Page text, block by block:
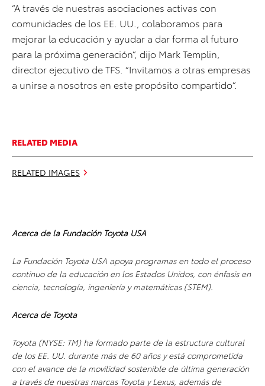
“A través de nuestras asociaciones activas con
comunidades de los EE. UU., colaboramos para
mejorar la educación y ayudar a dar forma al futuro
para la próxima generación”, dijo Mark Templin,
director ejecutivo de TFS. “Invitamos a otras empresas
a unirse a nosotros en este propósito compartido”.
RELATED MEDIA
RELATED IMAGES
Acerca de la Fundación Toyota USA
La Fundación Toyota USA apoya programas en todo el proceso
continuo de la educación en los Estados Unidos, con énfasis en
ciencia, tecnología, ingeniería y matemáticas (STEM).
Acerca de Toyota
Toyota (NYSE: TM) ha formado parte de la estructura cultural
de los EE. UU. durante más de 60 años y está comprometida
con el avance de la movilidad sostenible de última generación
a través de nuestras marcas Toyota y Lexus, además de